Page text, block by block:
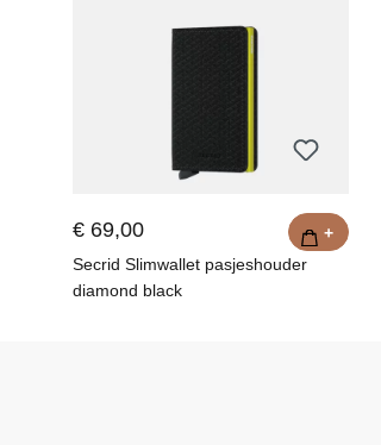
€ 69,00
Secrid Slimwallet pasjeshouder
diamond black
+